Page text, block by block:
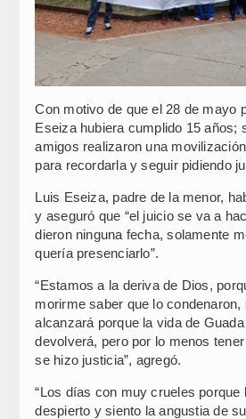
Con motivo de que el 28 de mayo
Eseiza hubiera cumplido 15 años;
amigos realizaron una
para recordarla y seguir pidiendo
Luis Eseiza, padre de la menor,
y aseguró que “el juicio se va a
dieron ninguna fecha, solamente
quería presenciarlo”.
“Estamos a la deriva de Dios,
morirme saber que lo condenaron,
alcanzará porque la vida de
devolverá, pero por lo menos
se hizo justicia”, agregó.
“Los días con muy crueles
despierto y siento la angustia de